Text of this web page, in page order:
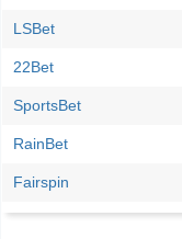
LSBet
22Bet
SportsBet
RainBet
Fairspin